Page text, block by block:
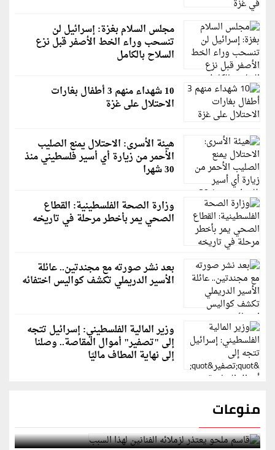
مجلس السلام بغزة: إسرائيل لن
تنسحب وراء الخط الأصفر قبل نزع
السلاح بالكامل
10 شهداء منهم 3 أطفال بغارات
الاحتلال على غزة
هيئة الأسرى: الاحتلال يمنع الصليب
الأحمر من زيارة أي أسير فلسطيني منذ
30 شهرا
وزارة الصحة الفلسطينية: القطاع
الصحي يمر بأخطر مرحلة في تاريخه
بعد نشر صورته مع مجندتين.. عائلة
الأسير الدريملي تكشف كواليس اختفائه
وزير المالية الفلسطيني: إسرائيل تتجه
إلى "تصفير" أموال المقاصة.. وصلنا
إلى نهاية المطاف ماليًا
منوعات
قاسم ملحو يعتذر لزملائه الفنانين لهذا السبب